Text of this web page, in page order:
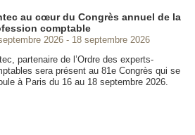
au cœur du Congrès annuel de la
comptable
2026
18 septembre 2026
partenaire de l’Ordre des experts-
sera présent au 81e Congrès qui se
à Paris du 16 au 18 septembre 2026.